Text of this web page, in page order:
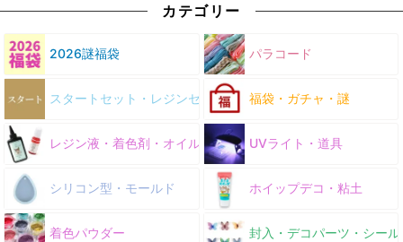
カテゴリー
2026謎福袋 パラコード
スタートセット・レジンセット 福袋・ガチャ・謎
レジン液・着色剤・オイル UVライト・道具
シリコン型・モールド ホイップデコ・粘土
着色パウダー 封入・デコパーツ・シール